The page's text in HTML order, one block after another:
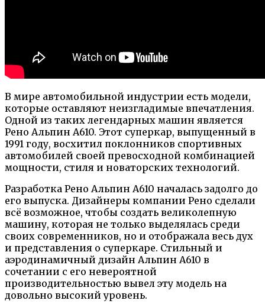
В мире автомобильной индустрии есть модели,
которые оставляют неизгладимые впечатления.
Одной из таких легендарных машин является
Рено Альпин А610. Этот суперкар, выпущенный в
1991 году, восхитил поклонников спортивных
автомобилей своей превосходной комбинацией
мощности, стиля и новаторских технологий.
Разработка Рено Альпин А610 началась задолго до
его выпуска. Дизайнеры компании Рено сделали
всё возможное, чтобы создать великолепную
машину, которая не только выделялась среди
своих современников, но и отображала весь дух
и представления о суперкаре. Стильный и
аэродинамичный дизайн Альпин А610 в
сочетании с его невероятной
производительностью вывел эту модель на
довольно высокий уровень.